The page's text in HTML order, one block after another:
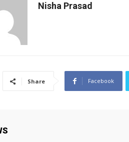
Nisha Prasad
Share Facebook